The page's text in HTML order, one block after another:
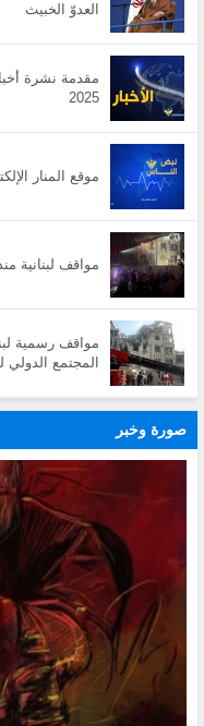
العدوّ الخبيث
2025
موقع المنار
مواقف لبنانية
مواقف رسمية
المجتمع الدولي
صورة وخبر